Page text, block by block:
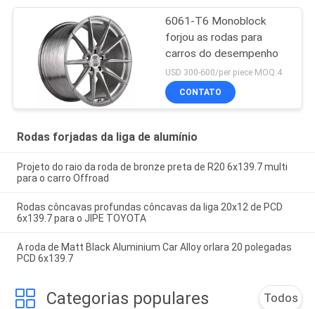
6061-T6 Monoblock
forjou as rodas para
carros do desempenho
USD 300-600/per piece MOQ:4
CONTATO
Rodas forjadas da liga de alumínio
Projeto do raio da roda de bronze preta de R20 6x139.7 multi
para o carro Offroad
Rodas côncavas profundas côncavas da liga 20x12 de PCD
6x139.7 para o JIPE TOYOTA
A roda de Matt Black Aluminium Car Alloy orlara 20 polegadas
PCD 6x139.7
Categorias populares Todos